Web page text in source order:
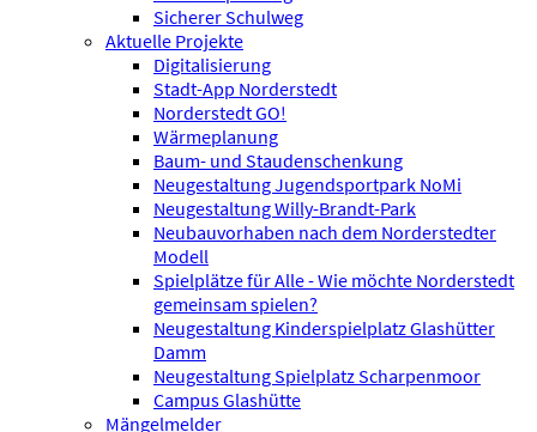
Sicherer Schulweg
Aktuelle Projekte
Digitalisierung
Stadt-App Norderstedt
Norderstedt GO!
Wärmeplanung
Baum- und Staudenschenkung
Neugestaltung Jugendsportpark NoMi
Neugestaltung Willy-Brandt-Park
Neubauvorhaben nach dem Norderstedter
Modell
Spielplätze für Alle - Wie möchte Norderstedt
gemeinsam spielen?
Neugestaltung Kinderspielplatz Glashütter
Damm
Neugestaltung Spielplatz Scharpenmoor
Campus Glashütte
Mängelmelder